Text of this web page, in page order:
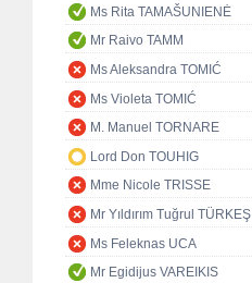
Ms Rita TAMAŠUNIENĖ
Mr Raivo TAMM
Ms Aleksandra TOMIĆ
Ms Violeta TOMIĆ
M. Manuel TORNARE
Lord Don TOUHIG
Mme Nicole TRISSE
Mr Yıldırım Tuğrul TÜRKEŞ
Ms Feleknas UCA
Mr Egidijus VAREIKIS